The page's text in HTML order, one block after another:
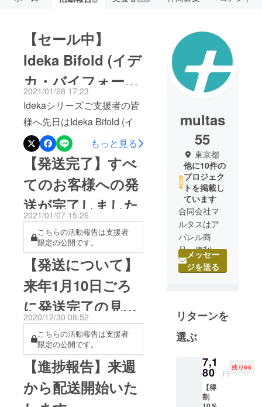
【セール中】
Ideka Bifold (イデ
カ・バイフォール
ド）をAmazonで
一般販売開始
2021/01/28 17:23
Idekaシリーズご支援者の皆
様へ先日はIdeka Bifold (イ
デカ・バイフォールド）を
ご支援いただき誠にありが
とうございました。使い心
地はいかがでしょうか！？
さて、本日はイデカ・バイ
フォールドがAmazonにて一
般販売をスタートしました
のでその報告になります。
また、一般販売開始に伴い
「特別セール」として今日
からの４日間限定で Ideka
Bifold (イデカ・バイフォー
ルド）及び前作のIdekaミニ
財布をどちらも1000円引き
で購入いただけるクーポン
をお付けしております。
クーポンを使用してお得に
もっと見る
【発送完了】すべ
てのお客様への発
送が完了しました
2021/01/07 15:26
こちらの活動報告は支援者
限定の公開です。
【発送について】
来年1月10日ごろ
に発送完了の見込
みです。
2020/12/30 08:52
こちらの活動報告は支援者
限定の公開です。
【進捗報告】来週
から配送開始いた
multas
55
東京都
他に10件の
プロジェク
トを掲載し
ています
合同会社マ
ルタスはア
パレル商
品・便利
グッズ等の
輸出入・企
す。
社名の由来
活に少しで
も貢献した
い（＝〇を
足したい）
メッセー
ジを送る
リターンを
選ぶ
7,1
80 円
残り66
【得
割